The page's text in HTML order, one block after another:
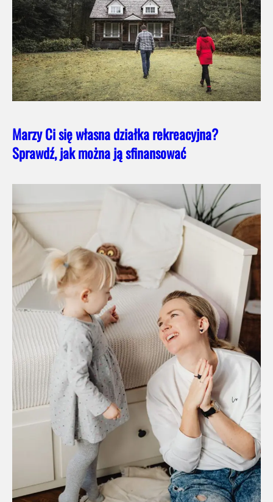
Marzy Ci się własna działka rekreacyjna?
Sprawdź, jak można ją sfinansować